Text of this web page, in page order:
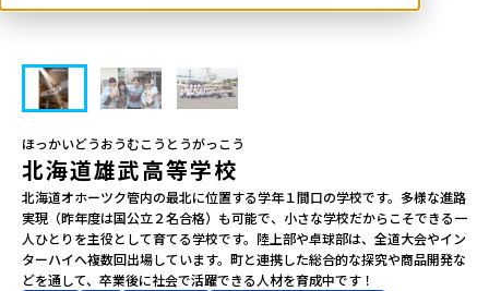
奨学金について
？ イベント参加方法
会員登録 MYページログイン
ほっかいどうおうむこうとうがっこう
北海道雄武高等学校
北海道オホーツク管内の最北に位置する学年１間口の学校です。多様な進路
実現（昨年度は国公立２名合格）も可能で、小さな学校だからこそできる一
人ひとりを主役として育てる学校です。陸上部や卓球部は、全道大会やイン
ターハイへ複数回出場しています。町と連携した総合的な探究や商品開発な
どを通して、卒業後に社会で活躍できる人材を育成中です！